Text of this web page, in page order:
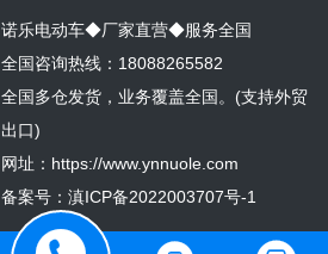
诺乐电动车◆厂家直营◆服务全国
全国咨询热线：18088265582
全国多仓发货，业务覆盖全国。(支持外贸
出口)
网址：https://www.ynnuole.com
备案号： 滇ICP备2022003707号-1